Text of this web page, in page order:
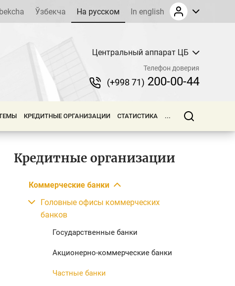
Ўзбекча На русском In english
Центральный аппарат ЦБ
Телефон доверия
(+998 71) 200-00-44
КРЕДИТНЫЕ ОРГАНИЗАЦИИ СТАТИСТИКА ...
Кредитные организации
Коммерческие банки
Головные офисы коммерческих
банков
Государственные банки
Акционерно-коммерческие банки
Частные банки